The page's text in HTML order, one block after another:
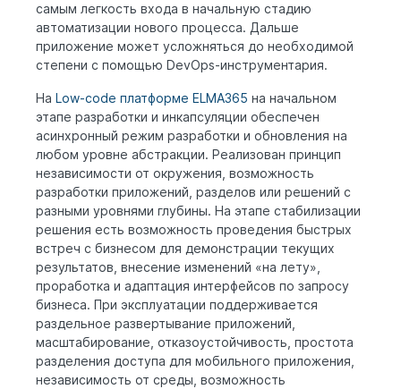
самым легкость входа в начальную стадию
автоматизации нового процесса. Дальше
приложение может усложняться до необходимой
степени с помощью DevOps-инструментария.
На Low-code платформе ELMA365 на начальном
этапе разработки и инкапсуляции обеспечен
асинхронный режим разработки и обновления на
любом уровне абстракции. Реализован принцип
независимости от окружения, возможность
разработки приложений, разделов или решений с
разными уровнями глубины. На этапе стабилизации
решения есть возможность проведения быстрых
встреч с бизнесом для демонстрации текущих
результатов, внесение изменений «на лету»,
проработка и адаптация интерфейсов по запросу
бизнеса. При эксплуатации поддерживается
раздельное развертывание приложений,
масштабирование, отказоустойчивость, простота
разделения доступа для мобильного приложения,
независимость от среды, возможность